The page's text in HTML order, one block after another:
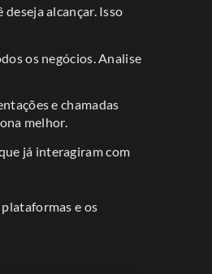
alcançar. Isso
os negócios. Analise
e chamadas
melhor.
já interagiram com
e os